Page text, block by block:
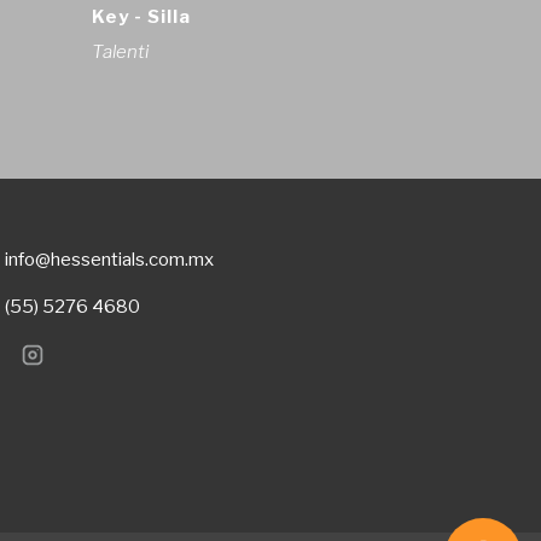
Key - Silla
Talenti
info@hessentials.com.mx
(55) 5276 4680